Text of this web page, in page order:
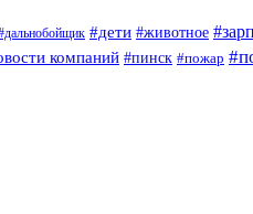
#дети #животное
компаний #пинск #пожар